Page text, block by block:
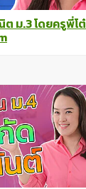
ม.3 โดยครูพี่โต๋